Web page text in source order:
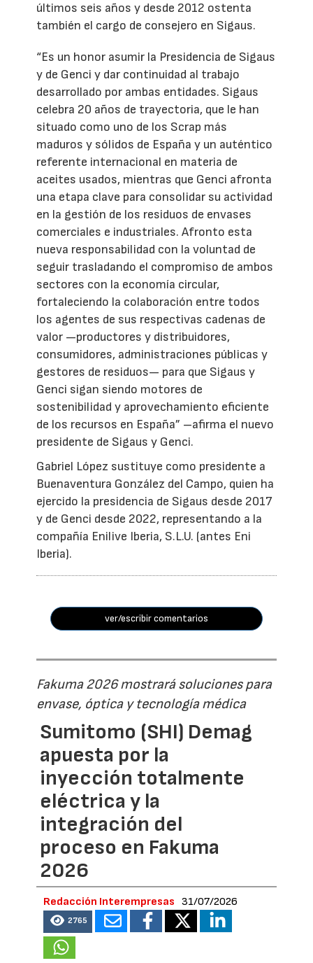
últimos seis años y desde 2012 ostenta
también el cargo de consejero en Sigaus.
“Es un honor asumir la Presidencia de Sigaus
y de Genci y dar continuidad al trabajo
desarrollado por ambas entidades. Sigaus
celebra 20 años de trayectoria, que le han
situado como uno de los Scrap más
maduros y sólidos de España y un auténtico
referente internacional en materia de
aceites usados, mientras que Genci afronta
una etapa clave para consolidar su actividad
en la gestión de los residuos de envases
comerciales e industriales. Afronto esta
nueva responsabilidad con la voluntad de
seguir trasladando el compromiso de ambos
sectores con la economía circular,
fortaleciendo la colaboración entre todos
los agentes de sus respectivas cadenas de
valor —productores y distribuidores,
consumidores, administraciones públicas y
gestores de residuos— para que Sigaus y
Genci sigan siendo motores de
sostenibilidad y aprovechamiento eficiente
de los recursos en España” –afirma el nuevo
presidente de Sigaus y Genci.
Gabriel López sustituye como presidente a
Buenaventura González del Campo, quien ha
ejercido la presidencia de Sigaus desde 2017
y de Genci desde 2022, representando a la
compañía Enilive Iberia, S.L.U. (antes Eni
Iberia).
ver/escribir comentarios
Fakuma 2026 mostrará soluciones para
envase, óptica y tecnología médica
Sumitomo (SHI) Demag
apuesta por la
inyección totalmente
eléctrica y la
integración del
proceso en Fakuma
2026
Redacción Interempresas 31/07/2026
2765